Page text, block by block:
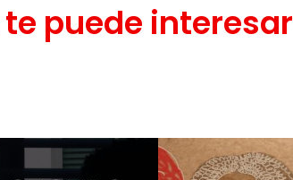
puede interesar